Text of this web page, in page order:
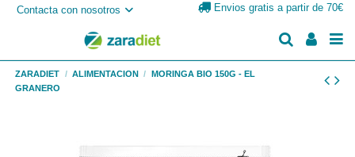
Contacta con nosotros Envios gratis a partir de 70€
ZARADIET ALIMENTACION
MORINGA BIO 150G - EL
GRANERO